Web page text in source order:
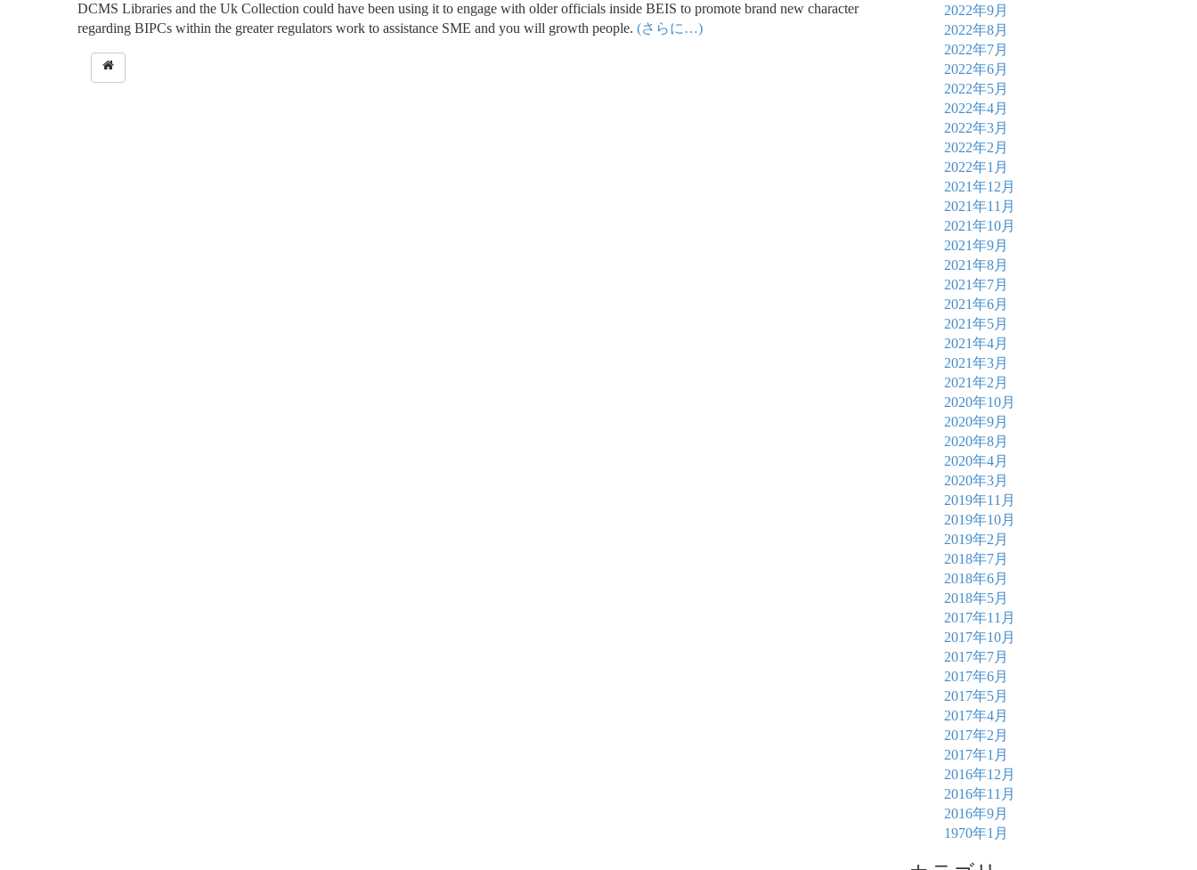
DCMS Libraries and the Uk Collection could have been using it to engage with older officials inside BEIS to promote brand new character
regarding BIPCs within the greater regulators work to assistance SME and you will growth people. (さらに…)
2022年9月
2022年8月
2022年7月
2022年6月
2022年5月
2022年4月
2022年3月
2022年2月
2022年1月
2021年12月
2021年11月
2021年10月
2021年9月
2021年8月
2021年7月
2021年6月
2021年5月
2021年4月
2021年3月
2021年2月
2020年10月
2020年9月
2020年8月
2020年4月
2020年3月
2019年11月
2019年10月
2019年2月
2018年7月
2018年6月
2018年5月
2017年11月
2017年10月
2017年7月
2017年6月
2017年5月
2017年4月
2017年2月
2017年1月
2016年12月
2016年11月
2016年9月
1970年1月